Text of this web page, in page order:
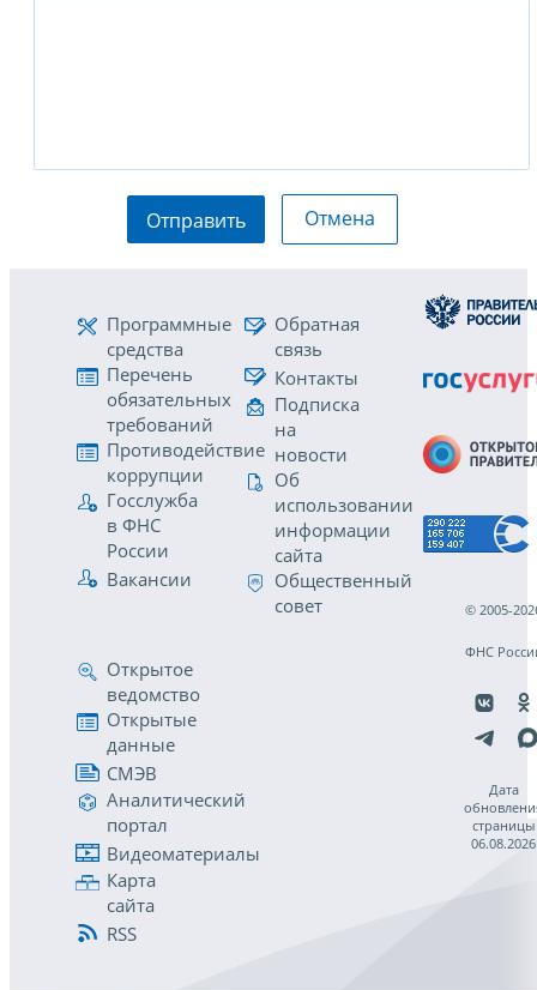
Отправить Отмена
Программные
средства
Перечень
обязательных
требований
Противодействие
коррупции
Госслужба
в ФНС
России
Вакансии
Обратная
связь
Контакты
Подписка
на
новости
Об
использовании
информации
сайта
Общественный
совет
Открытое
ведомство
Открытые
данные
СМЭВ
Аналитический
портал
Видеоматериалы
Карта
сайта
RSS
© 2005-
ФНС
Дата
страницы
06.08.2026